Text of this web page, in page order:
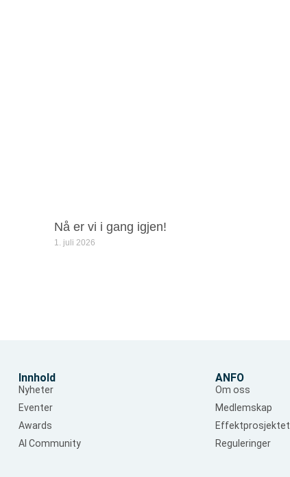
Nå er vi i gang igjen!
1. juli 2026
Innhold
Nyheter
Eventer
Awards
AI Community
ANFO
Om oss
Medlemskap
Effektprosjektet
Reguleringer